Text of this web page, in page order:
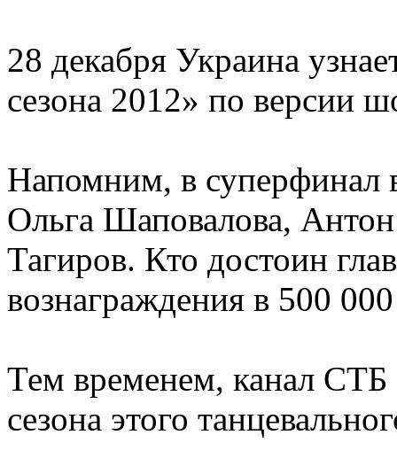
28 декабря Украина
сезона 2012» по версии
Напомним, в суперфинал
Ольга Шаповалова,
Тагиров. Кто достоин
вознаграждения в 500
Тем временем, канал СТБ
сезона этого